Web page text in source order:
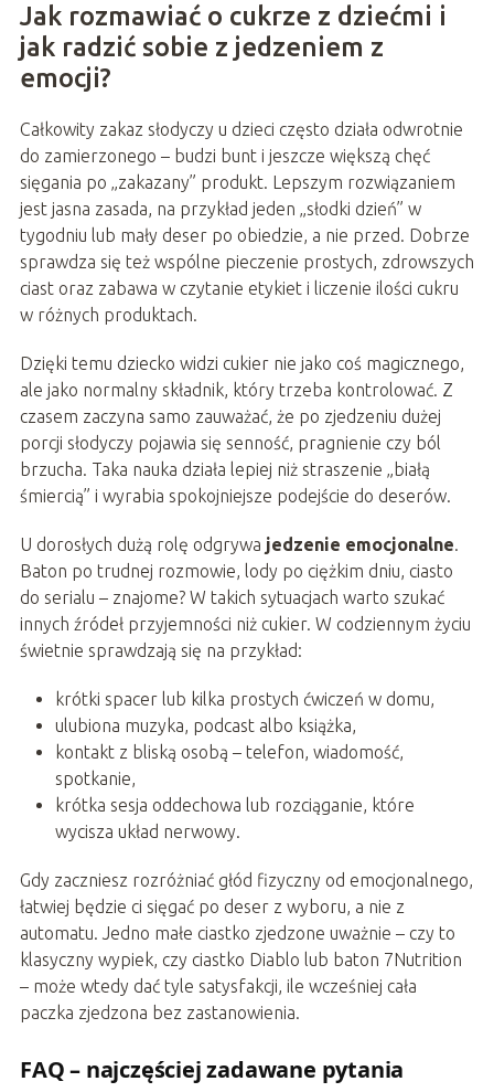
Jak rozmawiać o cukrze z dziećmi i
jak radzić sobie z jedzeniem z
emocji?
Całkowity zakaz słodyczy u dzieci często działa odwrotnie
do zamierzonego – budzi bunt i jeszcze większą chęć
sięgania po „zakazany” produkt. Lepszym rozwiązaniem
jest jasna zasada, na przykład jeden „słodki dzień” w
tygodniu lub mały deser po obiedzie, a nie przed. Dobrze
sprawdza się też wspólne pieczenie prostych, zdrowszych
ciast oraz zabawa w czytanie etykiet i liczenie ilości cukru
w różnych produktach.
Dzięki temu dziecko widzi cukier nie jako coś magicznego,
ale jako normalny składnik, który trzeba kontrolować. Z
czasem zaczyna samo zauważać, że po zjedzeniu dużej
porcji słodyczy pojawia się senność, pragnienie czy ból
brzucha. Taka nauka działa lepiej niż straszenie „białą
śmiercią” i wyrabia spokojniejsze podejście do deserów.
U dorosłych dużą rolę odgrywa jedzenie emocjonalne.
Baton po trudnej rozmowie, lody po ciężkim dniu, ciasto
do serialu – znajome? W takich sytuacjach warto szukać
innych źródeł przyjemności niż cukier. W codziennym życiu
świetnie sprawdzają się na przykład:
krótki spacer lub kilka prostych ćwiczeń w domu,
ulubiona muzyka, podcast albo książka,
kontakt z bliską osobą – telefon, wiadomość,
spotkanie,
krótka sesja oddechowa lub rozciąganie, które
wycisza układ nerwowy.
Gdy zaczniesz rozróżniać głód fizyczny od emocjonalnego,
łatwiej będzie ci sięgać po deser z wyboru, a nie z
automatu. Jedno małe ciastko zjedzone uważnie – czy to
klasyczny wypiek, czy ciastko Diablo lub baton 7Nutrition
– może wtedy dać tyle satysfakcji, ile wcześniej cała
paczka zjedzona bez zastanowienia.
FAQ – najczęściej zadawane pytania